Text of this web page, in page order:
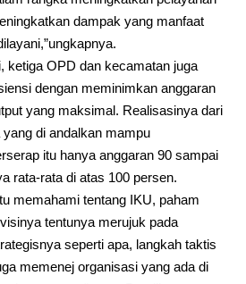
dampak yang manfaat
ketiga OPD dan kecamatan juga
dengan meminimkan anggaran
yang maksimal. Realisasinya dari
di andalkan mampu
itu hanya anggaran 90 sampai
rata-rata di atas 100 persen.
memahami tentang IKU, paham
tentunya merujuk pada
seperti apa, langkah taktis
memenej organisasi yang ada di